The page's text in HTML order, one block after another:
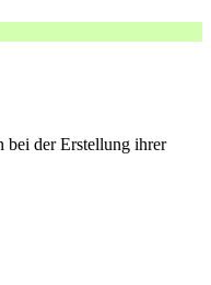
bei der Erstellung ihrer